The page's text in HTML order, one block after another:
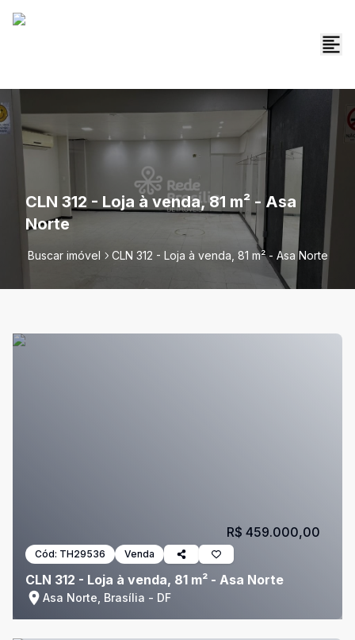
CLN 312 - Loja à venda, 81 m² - Asa
Norte
Buscar imóvel CLN 312 - Loja à venda, 81 m² - Asa Norte
Cód: TH29536 Venda
CLN 312 - Loja à venda, 81 m² - Asa Norte
Asa Norte, Brasília - DF
R$ 459.000,00